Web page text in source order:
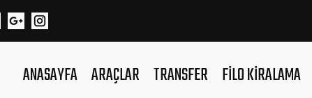
ANASAYFA ARAÇLAR TRANSFER FILO KIRALAMA